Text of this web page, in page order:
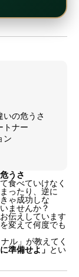
いの危うさ
トナー
ン
うさ
食べていけなく
ったり、逆に
ゃ成功しな
ませんか？
伝えしています
変えて何度でも
ル」が教えてく
準備せよ」 とい